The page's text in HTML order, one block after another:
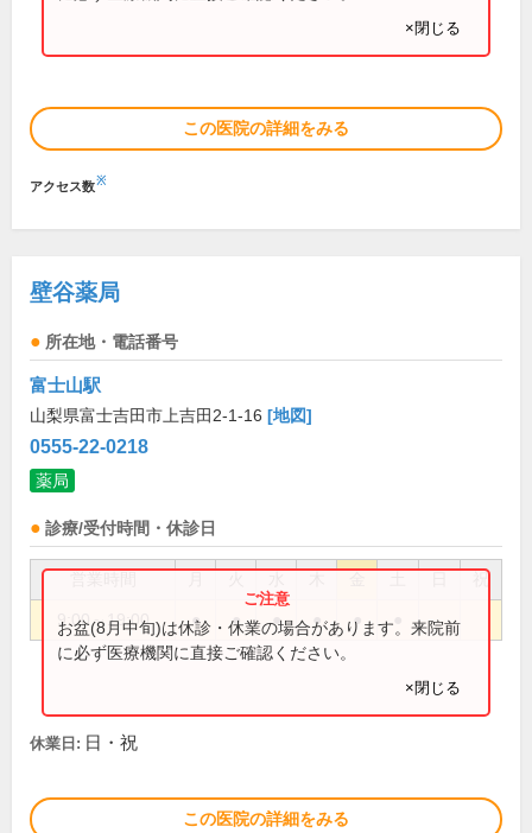
×閉じる
この医院の詳細をみる
アクセス数※
壁谷薬局
所在地・電話番号
富士山駅
山梨県富士吉田市上吉田2-1-16 [地図]
0555-22-0218
薬局
診療/受付時間・休診日
祝
9:00～19:00 ● ● ● ● ●
お盆(8月中旬)は休診・休業の場合があります。来院前
に必ず医療機関に直接ご確認ください。
×閉じる
休業日: 日・祝
この医院の詳細をみる